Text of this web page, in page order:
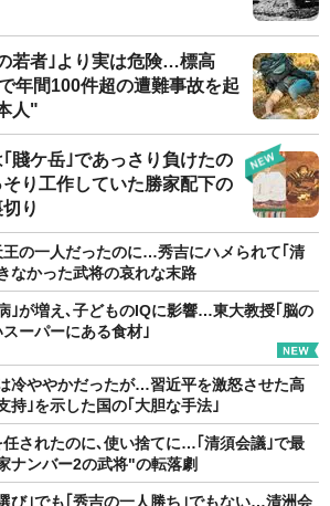
若者｣より実は危険…標高
年間100件超の遭難事故を起
人"
賤ケ岳｣であっさり負けたの
り工作していた勝家配下の
り
の一人だったのに…秀吉にハメられて｢清
なかった武将の哀れな末路
｣が増え､子どものIQに影響…東大教授｢脳の
ーパーにある食材｣
冷ややかだったが…習近平を激怒させた高
持｣を示した国の｢大胆な手法｣
されたのに､使い捨てに…｢清須会議｣で最
ナンバー2の武将"の転落劇
び｣でも｢秀吉の一人勝ち｣でもない…清洲会